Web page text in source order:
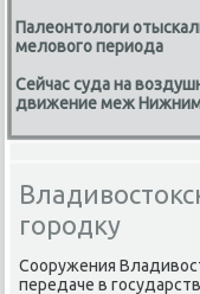
Палеонтологи
мелового периода
Сейчас суда на
движение меж
городку
Сооружения
передаче в